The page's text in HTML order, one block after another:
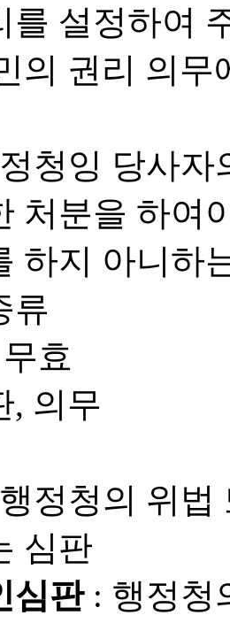
를 설정하여
의 권리 의
청잉 당사자
처분을 하여
하지 아니하
류
정청의 위법
심판
심판: 행정청